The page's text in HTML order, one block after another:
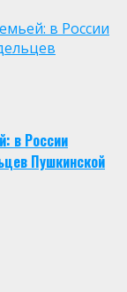
в России
в России
Пушкинской